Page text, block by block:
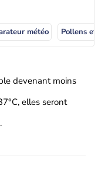
météo Pollens
devenant moins
elles seront